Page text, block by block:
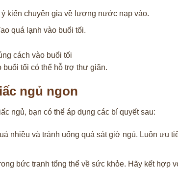
kiến chuyên gia về lượng nước nạp vào.
quá lạnh vào buổi tối.
buổi tối có thể hỗ trợ thư giãn.
ngủ ngon
ngủ, bạn có thể áp dụng các bí quyết sau:
nhiều và tránh uống quá sát giờ ngủ. Luôn ưu
bức tranh tổng thể về sức khỏe. Hãy kết hợp